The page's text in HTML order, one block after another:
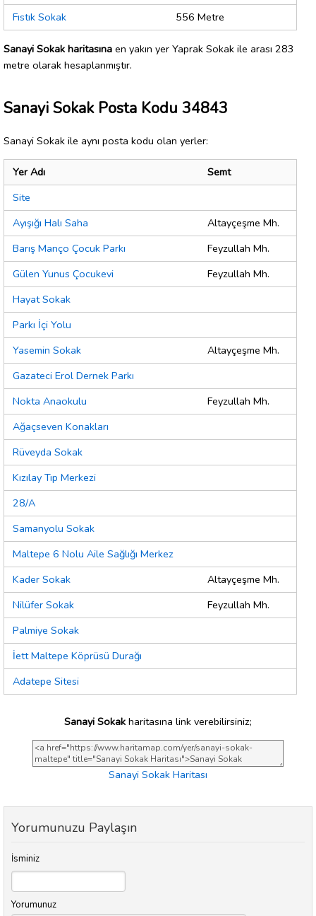
Fıstık Sokak
556 Metre
Sanayi Sokak haritasına en yakın yer Yaprak Sokak ile arası 283
metre olarak hesaplanmıştır.
Sanayi Sokak Posta Kodu 34843
Sanayi Sokak ile aynı posta kodu olan yerler:
Yer Adı
Semt
Site
Ayışığı Halı Saha
Altayçeşme Mh.
Barış Manço Çocuk Parkı
Feyzullah Mh.
Gülen Yunus Çocukevi
Feyzullah Mh.
Hayat Sokak
Parkı İçi Yolu
Yasemin Sokak
Altayçeşme Mh.
Gazateci Erol Dernek Parkı
Nokta Anaokulu
Feyzullah Mh.
Ağaçseven Konakları
Rüveyda Sokak
Kızılay Tıp Merkezi
28/A
Samanyolu Sokak
Maltepe 6 Nolu Aile Sağlığı Merkez
Kader Sokak
Altayçeşme Mh.
Nilüfer Sokak
Feyzullah Mh.
Palmiye Sokak
İett Maltepe Köprüsü Durağı
Adatepe Sitesi
Sanayi Sokak haritasına link verebilirsiniz;
Sanayi Sokak Haritası
Yorumunuzu Paylaşın
İsminiz
Yorumunuz